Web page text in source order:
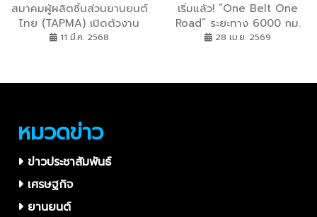
สมาคมผู้ผลิตชิ้นส่วนยานยนต์
ไทย (TAPMA) เปิดตัวงาน
Future Mobility Thailand
ระดับโลก
11 มี.ค. 2568
เริ่มแล้ว! “One Belt One
Road” ระยะทาง 6000 กม.
HONGQI E-HS9 ทะยานจาก
28 เม.ย. 2569
หมวดข่าว
ข่าวประชาสัมพันธ์
เศรษฐกิจ
ยานยนต์